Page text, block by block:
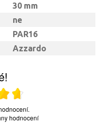
30 mm
ne
PAR16
Azzardo